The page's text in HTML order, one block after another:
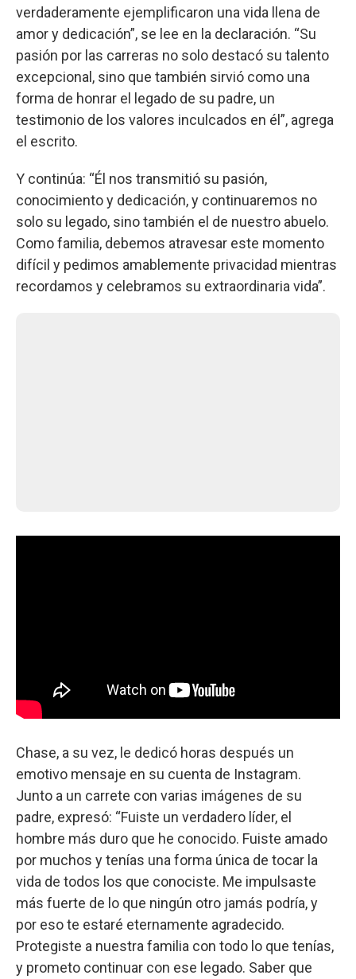
verdaderamente ejemplificaron una vida llena de
amor y dedicación”, se lee en la declaración. “Su
pasión por las carreras no solo destacó su talento
excepcional, sino que también sirvió como una
forma de honrar el legado de su padre, un
testimonio de los valores inculcados en él”, agrega
el escrito.
Y continúa: “Él nos transmitió su pasión,
conocimiento y dedicación, y continuaremos no
solo su legado, sino también el de nuestro abuelo.
Como familia, debemos atravesar este momento
difícil y pedimos amablemente privacidad mientras
recordamos y celebramos su extraordinaria vida”.
Chase, a su vez, le dedicó horas después un
emotivo mensaje en su cuenta de Instagram.
Junto a un carrete con varias imágenes de su
padre, expresó: “Fuiste un verdadero líder, el
hombre más duro que he conocido. Fuiste amado
por muchos y tenías una forma única de tocar la
vida de todos los que conociste. Me impulsaste
más fuerte de lo que ningún otro jamás podría, y
por eso te estaré eternamente agradecido.
Protegiste a nuestra familia con todo lo que tenías,
y prometo continuar con ese legado. Saber que